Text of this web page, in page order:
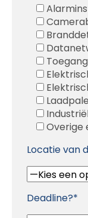
Overige
Locatie van
Deadline?*